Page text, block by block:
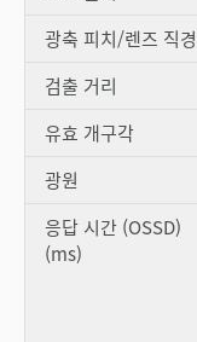
광축 피치/렌즈 직경
검출 거리
유효 개구각
광원
응답 시간 (OSSD)
(ms)